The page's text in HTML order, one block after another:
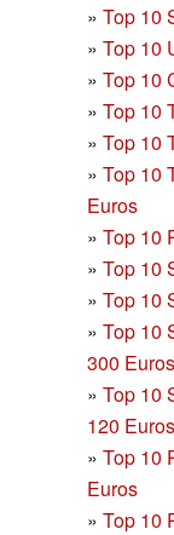
» Top 10
» Top 10
» Top 10
» Top 10
» Top 10
» Top 10
Euros
» Top 10
» Top 10
» Top 10
» Top 10
300 Euros
» Top 10
120 Euros
» Top 10
Euros
» Top 10